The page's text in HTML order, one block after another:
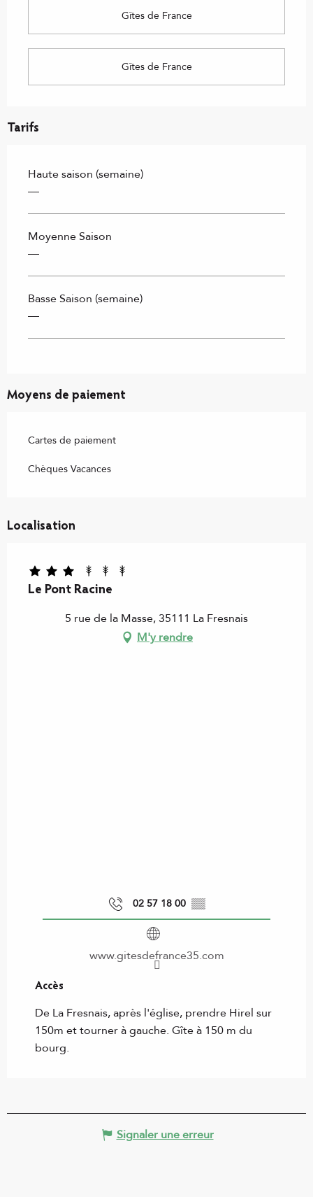
Gîtes de France
Gîtes de France
Tarifs
Haute saison (semaine)
—
Moyenne Saison
—
Basse Saison (semaine)
—
Moyens de paiement
Cartes de paiement
Chèques Vacances
Localisation
Le Pont Racine
5 rue de la Masse, 35111 La Fresnais
M'y rendre
02 57 18 00 ▒▒
www.gitesdefrance35.com
Accès
Accès
De La Fresnais, après l'église, prendre Hirel sur
150m et tourner à gauche. Gîte à 150 m du
bourg.
Signaler une erreur